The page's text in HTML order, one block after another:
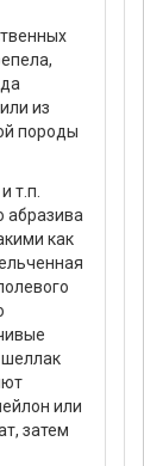
из
породы
т.п.
абразива
как
шеллак
или
затем